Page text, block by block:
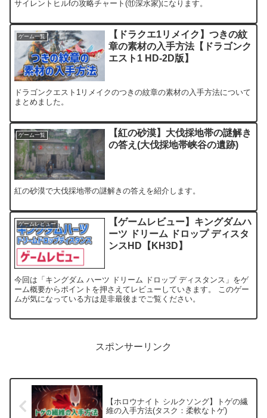
サイレントヒルfの攻略チャート(⑪深水家)になります。
ゲーム一覧
【ドラクエ1リメイク】つきの紋
章の素材の入手方法【ドラゴンク
エスト1 HD-2D版】
ドラゴンクエスト1リメイクのつきの紋章の素材の入手方法について
まとめました。
ゲーム一覧
【紅の砂漠】大伐採地帯の謎解き
の答え(大伐採地帯峡谷の遺跡)
紅の砂漠で大伐採地帯の謎解きの答えを紹介します。
ゲームレビュー
【ゲームレビュー】キングダムハ
ーツ ドリーム ドロップ ディスタ
ンスHD【KH3D】
今回は「キングダム ハーツ ドリーム ドロップ ディスタンス」をゲ
ーム概要からポイントを押さえてレビューしていきます。 このゲー
ムが気になっている方は是非最後までご覧ください。
スポンサーリンク
【ホロウナイト シルクソング】トゲの繊
維の入手方法(タスク：柔軟なトゲ)